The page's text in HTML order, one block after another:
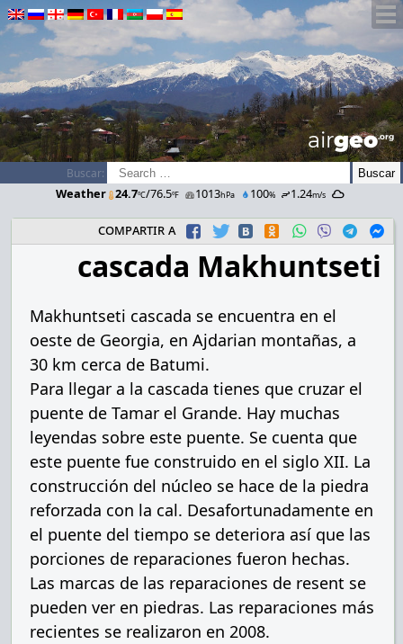
airGEO.oRg
Buscar:
Weather 24.7ºC/76.5ºF 1013hPa 100% 1.24m/s
compartir a
cascada Makhuntseti
Makhuntseti cascada se encuentra en el
oeste de Georgia, en Ajdarian montañas, a
30 km cerca de Batumi.
Para llegar a la cascada tienes que cruzar el
puente de Tamar el Grande. Hay muchas
leyendas sobre este puente. Se cuenta que
este puente fue construido en el siglo XII. La
construcción del núcleo se hace de la piedra
reforzada con la cal. Desafortunadamente en
el puente del tiempo se deteriora así que las
porciones de reparaciones fueron hechas.
Las marcas de las reparaciones de resent se
pueden ver en piedras. Las reparaciones más
recientes se realizaron en 2008.